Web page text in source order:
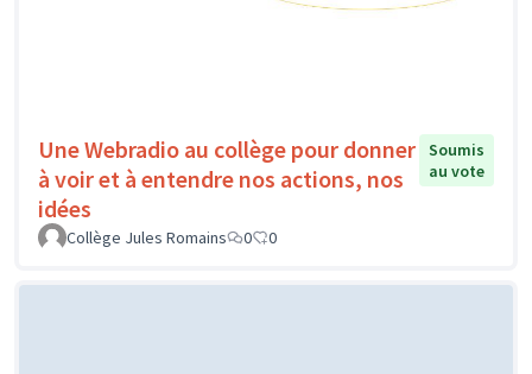
Une Webradio au collège pour donner
à voir et à entendre nos actions, nos
idées
Soumis
au vote
Collège Jules Romains 0 0